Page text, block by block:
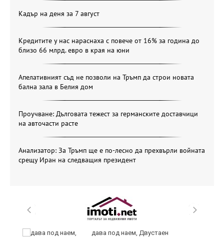
Кадър на деня за 7 август
Кредитите у нас нараснаха с повече от 16% за година до
близо 66 млрд. евро в края на юни
Апелативният съд не позволи на Тръмп да строи новата
бална зала в Белия дом
Проучване: Дълговата тежест за германските доставчици
на авточасти расте
Анализатор: За Тръмп ще е по-лесно да прехвърли войната
срещу Иран на следващия президент
дава под наем, Двустаен